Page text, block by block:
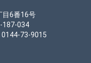
目6番16号
187-034
73-9015